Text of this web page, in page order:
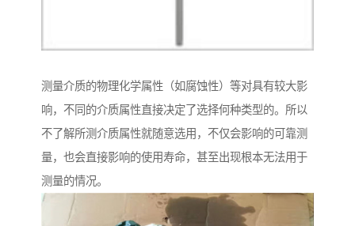
测量介质的物理化学属性（如腐蚀性）等对具有较大影
响，不同的介质属性直接决定了选择何种类型的。所以
不了解所测介质属性就随意选用，不仅会影响的可靠测
量，也会直接影响的使用寿命，甚至出现根本无法用于
测量的情况。